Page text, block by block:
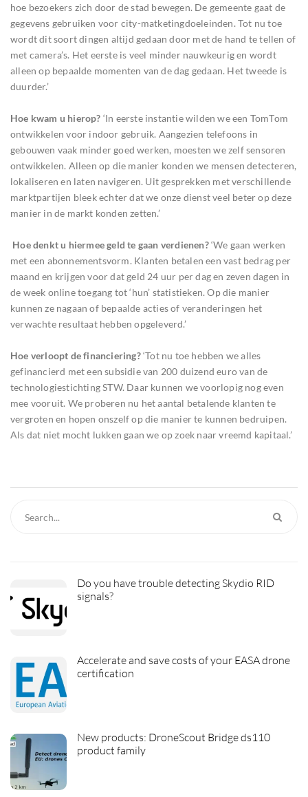
hoe bezoekers zich door de stad bewegen. De gemeente gaat de
gegevens gebruiken voor city-matketingdoeleinden. Tot nu toe
wordt dit soort dingen altijd gedaan door met de hand te tellen of
met camera’s. Het eerste is veel minder nauwkeurig en wordt
alleen op bepaalde momenten van de dag gedaan. Het tweede is
duurder.’
Hoe kwam u hierop? ‘In eerste instantie wilden we een TomTom
ontwikkelen voor indoor gebruik. Aangezien telefoons in
gebouwen vaak minder goed werken, moesten we zelf sensoren
ontwikkelen. Alleen op die manier konden we mensen detecteren,
lokaliseren en laten navigeren. Uit gesprekken met verschillende
marktpartijen bleek echter dat we onze dienst veel beter op deze
manier in de markt konden zetten.’
Hoe denkt u hiermee geld te gaan verdienen?‘We gaan werken
met een abonnementsvorm. Klanten betalen een vast bedrag per
maand en krijgen voor dat geld 24 uur per dag en zeven dagen in
de week online toegang tot ‘hun’ statistieken. Op die manier
kunnen ze nagaan of bepaalde acties of veranderingen het
verwachte resultaat hebben opgeleverd.’
Hoe verloopt de financiering?‘Tot nu toe hebben we alles
gefinancierd met een subsidie van 200 duizend euro van de
technologiestichting STW. Daar kunnen we voorlopig nog even
mee vooruit. We proberen nu het aantal betalende klanten te
vergroten en hopen onszelf op die manier te kunnen bedruipen.
Als dat niet mocht lukken gaan we op zoek naar vreemd kapitaal.’
Do you have trouble detecting Skydio RID
signals?
Accelerate and save costs of your EASA drone
certification
New products: DroneScout Bridge ds110
product family